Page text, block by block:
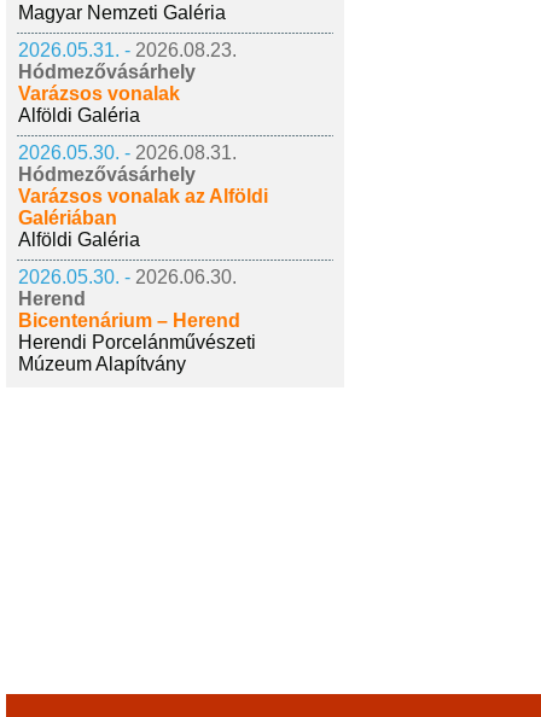
Magyar Nemzeti Galéria
2026.05.31. - 2026.08.23.
Hódmezővásárhely
Varázsos vonalak
Alföldi Galéria
2026.05.30. - 2026.08.31.
Hódmezővásárhely
Varázsos vonalak az Alföldi
Galériában
Alföldi Galéria
2026.05.30. - 2026.06.30.
Herend
Bicentenárium – Herend
Herendi Porcelánművészeti
Múzeum Alapítvány